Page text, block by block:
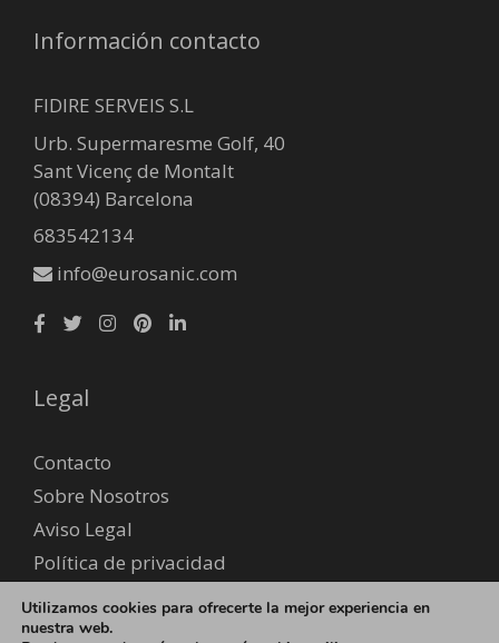
Información contacto
FIDIRE SERVEIS S.L
Urb. Supermaresme Golf, 40
Sant Vicenç de Montalt
(08394) Barcelona
683542134
info@eurosanic.com
Legal
Contacto
Sobre Nosotros
Aviso Legal
Política de privacidad
Formas de pago
Utilizamos cookies para ofrecerte la mejor experiencia en
nuestra web.